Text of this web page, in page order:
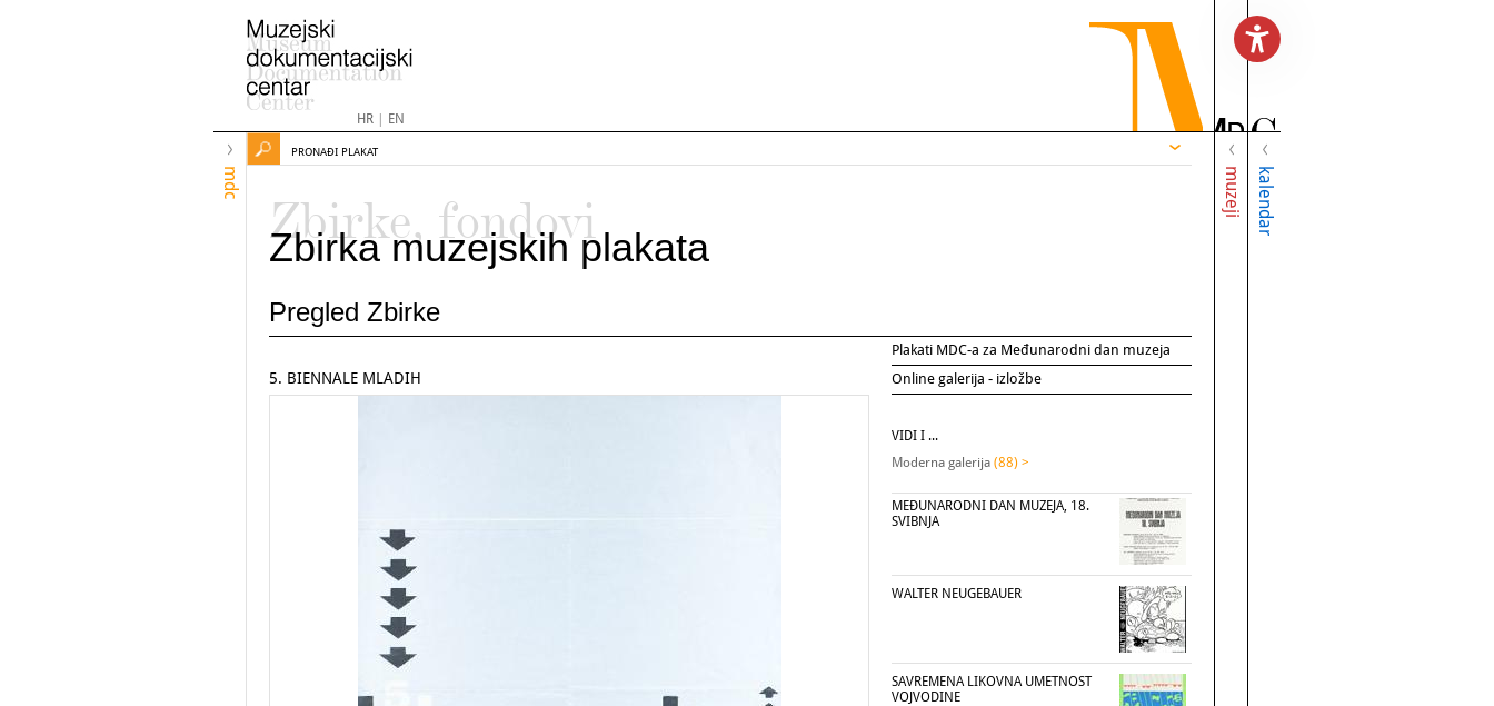
HR| EN
mdc muzeji kalendar
PRONAĐI PLAKAT
Zbirke, fondovi
Zbirka muzejskih plakata
Pregled Zbirke
Plakati MDC-a za Međunarodni dan muzeja
Online galerija - izložbe
5. BIENNALE MLADIH
VIDI I ...
Moderna galerija (88) >
MEĐUNARODNI DAN MUZEJA, 18.
SVIBNJA
WALTER NEUGEBAUER
SAVREMENA LIKOVNA UMETNOST
VOJVODINE